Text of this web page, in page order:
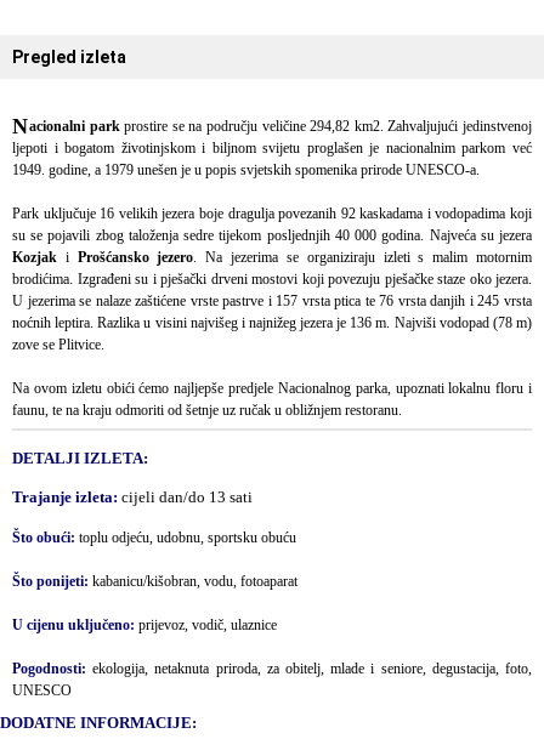
Pregled izleta
Nacionalni park prostire se na području veličine 294,82 km2. Zahvaljujući jedinstvenoj
ljepoti i bogatom životinjskom i biljnom svijetu proglašen je nacionalnim parkom već
1949. godine, a 1979 unešen je u popis svjetskih spomenika prirode UNESCO-a.
Park uključuje 16 velikih jezera boje dragulja povezanih 92 kaskadama i vodopadima koji
su se pojavili zbog taloženja sedre tijekom posljednjih 40 000 godina. Najveća su jezera
Kozjak i Prošćansko jezero . Na jezerima se organiziraju izleti s malim motornim
brodićima. Izgrađeni su i pješački drveni mostovi koji povezuju pješačke staze oko jezera.
U jezerima se nalaze zaštićene vrste pastrve i 157 vrsta ptica te 76 vrsta danjih i 245 vrsta
noćnih leptira. Razlika u visini najvišeg i najnižeg jezera je 136 m. Najviši vodopad (78 m)
zove se Plitvice.
Na ovom izletu obići ćemo najljepše predjele Nacionalnog parka, upoznati lokalnu floru i
faunu, te na kraju odmoriti od šetnje uz ručak u obližnjem restoranu.
DETALJI IZLETA:
Trajanje izleta: cijeli dan/do 13 sati
Što obući: toplu odjeću, udobnu, sportsku obuću
Što ponijeti: kabanicu/kišobran, vodu, fotoaparat
U cijenu uključeno: prijevoz, vodič, ulaznice
Pogodnosti:ekologija, netaknuta priroda, za obitelj, mlade i seniore, degustacija, foto,
UNESCO
DODATNE INFORMACIJE: